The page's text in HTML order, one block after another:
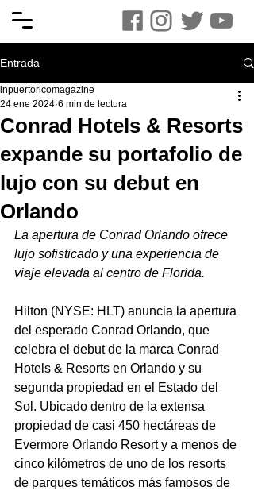
Entrada
Conrad Hotels & Resorts
expande su portafolio de
lujo con su debut en
Orlando
inpuertoricomagazine
24 ene 2024 6 min de lectura
La apertura de Conrad Orlando ofrece
lujo sofisticado y una experiencia de
viaje elevada al centro de Florida.
Hilton (NYSE: HLT) anuncia la apertura
del esperado Conrad Orlando, que
celebra el debut de la marca Conrad
Hotels & Resorts en Orlando y su
segunda propiedad en el Estado del
Sol. Ubicado dentro de la extensa
propiedad de casi 450 hectáreas de
Evermore Orlando Resort y a menos de
cinco kilómetros de uno de los resorts
de parques temáticos más famosos de